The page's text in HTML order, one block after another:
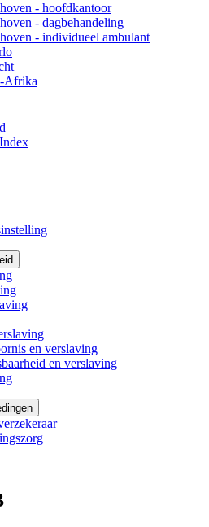
- hoofdkantoor
- dagbehandeling
- individueel ambulant
Afrika
en verslaving
en verslaving